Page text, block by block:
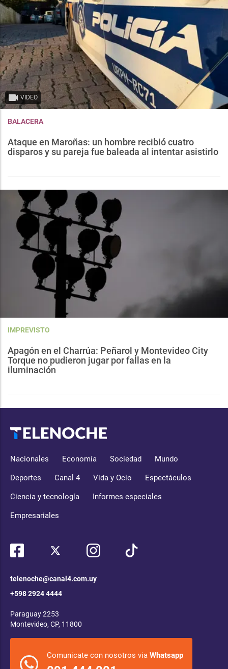
VIDEO
BALACERA
Ataque en Maroñas: un hombre recibió cuatro
disparos y su pareja fue baleada al intentar asistirlo
IMPREVISTO
Apagón en el Charrúa: Peñarol y Montevideo City
Torque no pudieron jugar por fallas en la
iluminación
Nacionales Economía Sociedad Mundo
Deportes Canal 4 Vida y Ocio Espectáculos
Ciencia y tecnología Informes especiales
Empresariales
telenoche@canal4.com.uy
+598 2924 4444
Paraguay 2253
Montevideo, CP, 11800
Comunicate con nosotros via Whatsapp